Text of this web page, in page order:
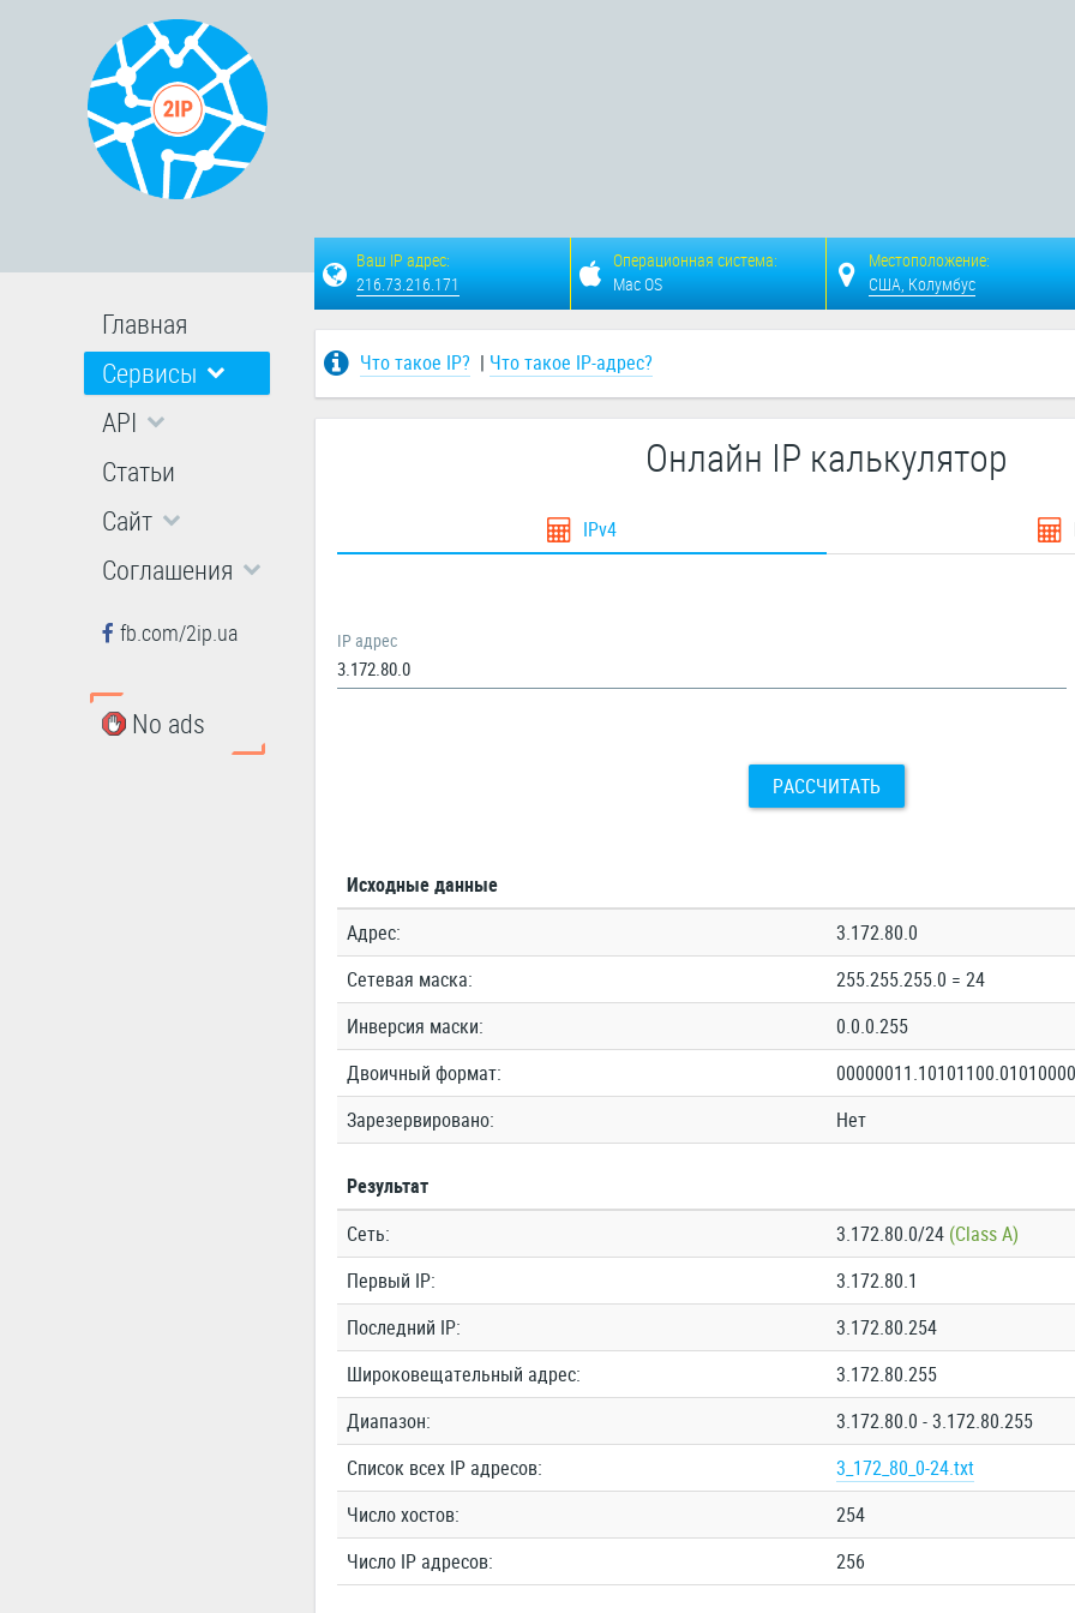
Главная
Сервисы
API
Статьи
Сайт
Соглашения
fb.com/2ip.ua
No ads
Ваш IP адрес:
216.73.216.171
Операционная система:
Mac OS
Местоположение:
США, Колумбус
Что такое IP? | Что такое IP-адрес?
Онлайн IP калькулятор
IPv4
IP адрес
РАССЧИТАТЬ
Исходные данные
Адрес:
3.172.80.0
Сетевая маска:
255.255.255.0 = 24
Инверсия маски:
0.0.0.255
Двоичный формат:
Зарезервировано:
Нет
Результат
Сеть:
3.172.80.0/24 (Class A)
Первый IP:
3.172.80.1
Последний IP:
3.172.80.254
Широковещательный адрес:
3.172.80.255
Диапазон:
3.172.80.0 - 3.172.80.255
Список всех IP адресов:
3_172_80_0-24.txt
Число хостов:
254
Число IP адресов:
256